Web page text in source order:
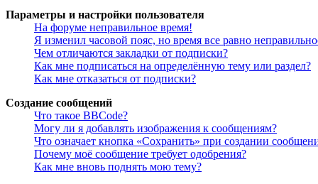
Параметры и настройки пользователя
На форуме неправильное время!
Я изменил часовой пояс, но время все равно
Чем отличаются закладки от подписки?
Как мне подписаться на определённую тему или раздел?
Как мне отказаться от подписки?
Создание сообщений
Что такое BBCode?
Могу ли я добавлять изображения к сообщениям?
Что означает кнопка «Сохранить» при создании
Почему моё сообщение требует одобрения?
Как мне вновь поднять мою тему?